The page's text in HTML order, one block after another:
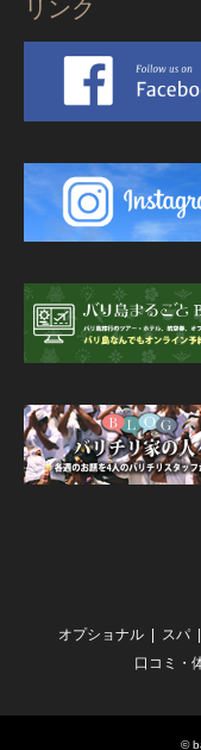
リンク
オプショナル スパ
口コミ・
©